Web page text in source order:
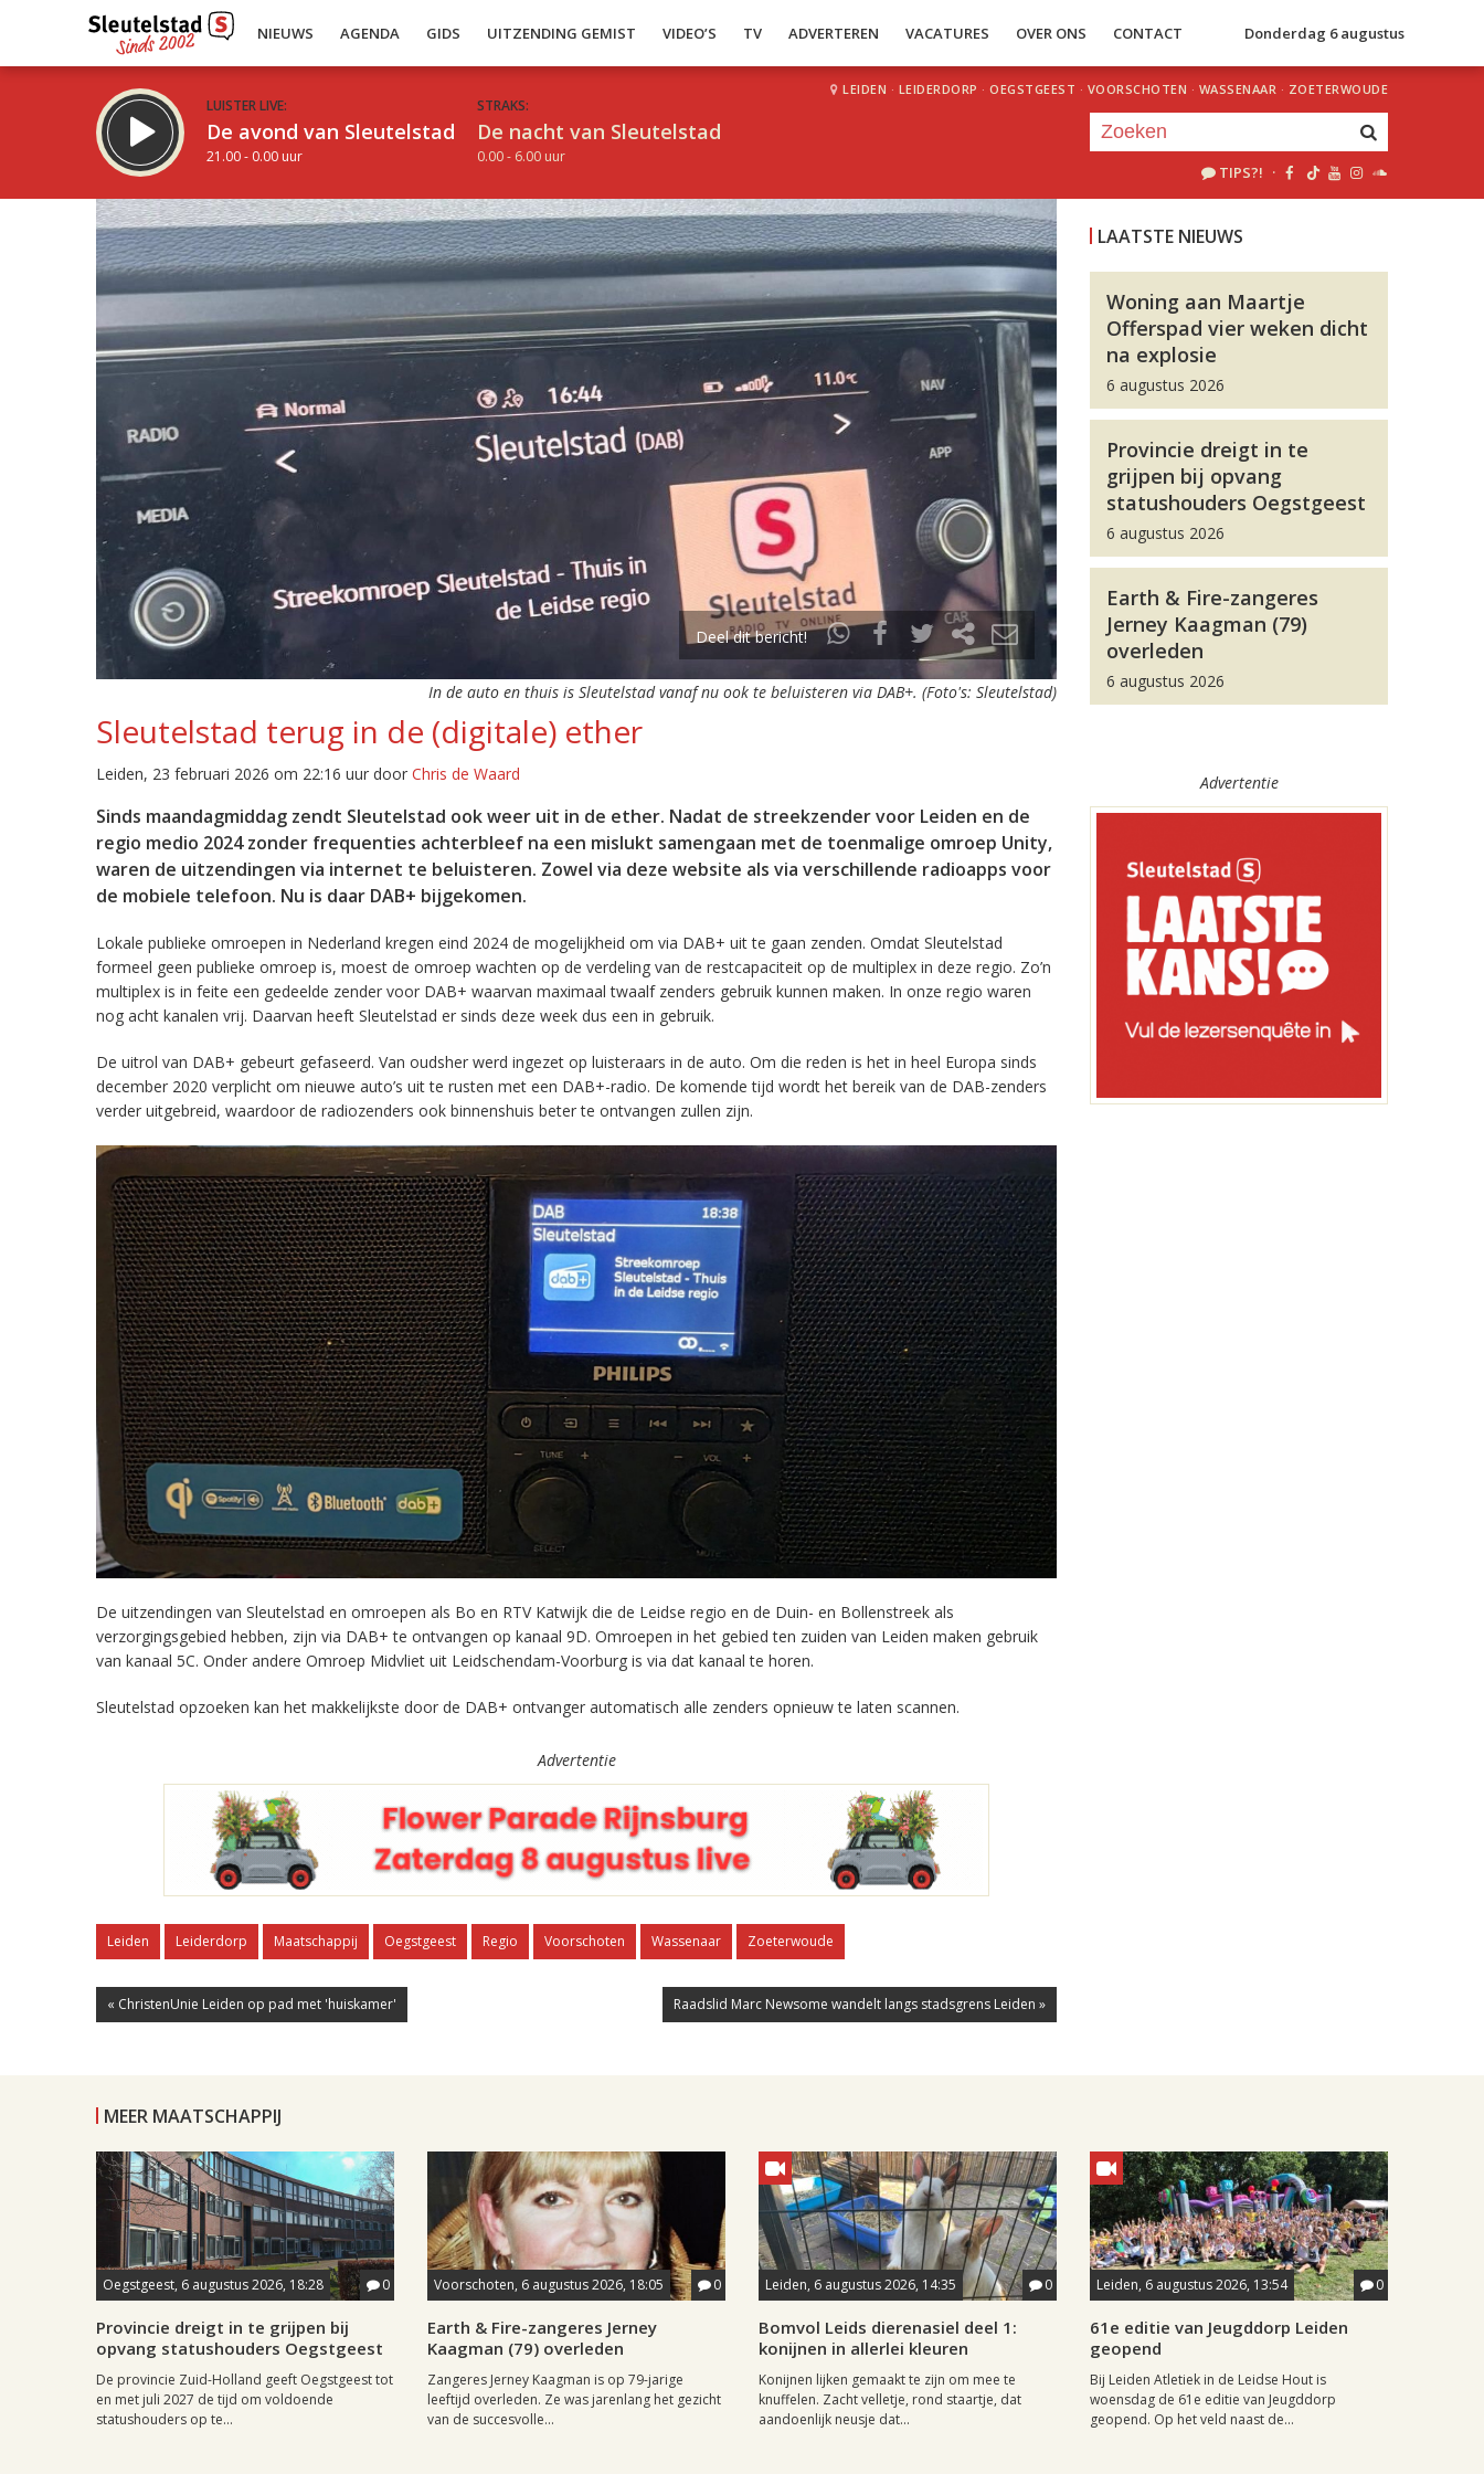
NIEUWS AGENDA GIDS UITZENDING GEMIST VIDEO’S TV ADVERTEREN VACATURES OVER ONS CONTACT Donderdag 6 augustus
LUISTER LIVE:
De avond van Sleutelstad
21.00 - 0.00 uur
STRAKS:
De nacht van Sleutelstad
0.00 - 6.00 uur
LEIDEN · LEIDERDORP · OEGSTGEEST · VOORSCHOTEN · WASSENAAR · ZOETERWOUDE
TIPS?! ·
Deel dit bericht!
In de auto en thuis is Sleutelstad vanaf nu ook te beluisteren via DAB+. (Foto's: Sleutelstad)
Sleutelstad terug in de (digitale) ether
Leiden, 23 februari 2026 om 22:16 uur door Chris de Waard
Sinds maandagmiddag zendt Sleutelstad ook weer uit in de ether. Nadat de streekzender voor Leiden en de
regio medio 2024 zonder frequenties achterbleef na een mislukt samengaan met de toenmalige omroep Unity,
waren de uitzendingen via internet te beluisteren. Zowel via deze website als via verschillende radioapps voor
de mobiele telefoon. Nu is daar DAB+ bijgekomen.
Lokale publieke omroepen in Nederland kregen eind 2024 de mogelijkheid om via DAB+ uit te gaan zenden. Omdat Sleutelstad
formeel geen publieke omroep is, moest de omroep wachten op de verdeling van de restcapaciteit op de multiplex in deze regio. Zo’n
multiplex is in feite een gedeelde zender voor DAB+ waarvan maximaal twaalf zenders gebruik kunnen maken. In onze regio waren
nog acht kanalen vrij. Daarvan heeft Sleutelstad er sinds deze week dus een in gebruik.
De uitrol van DAB+ gebeurt gefaseerd. Van oudsher werd ingezet op luisteraars in de auto. Om die reden is het in heel Europa sinds
december 2020 verplicht om nieuwe auto’s uit te rusten met een DAB+-radio. De komende tijd wordt het bereik van de DAB-zenders
verder uitgebreid, waardoor de radiozenders ook binnenshuis beter te ontvangen zullen zijn.
De uitzendingen van Sleutelstad en omroepen als Bo en RTV Katwijk die de Leidse regio en de Duin- en Bollenstreek als
verzorgingsgebied hebben, zijn via DAB+ te ontvangen op kanaal 9D. Omroepen in het gebied ten zuiden van Leiden maken gebruik
van kanaal 5C. Onder andere Omroep Midvliet uit Leidschendam-Voorburg is via dat kanaal te horen.
Sleutelstad opzoeken kan het makkelijkste door de DAB+ ontvanger automatisch alle zenders opnieuw te laten scannen.
Advertentie
Leiden Leiderdorp Maatschappij Oegstgeest Regio Voorschoten Wassenaar Zoeterwoude
« ChristenUnie Leiden op pad met 'huiskamer' Raadslid Marc Newsome wandelt langs stadsgrens Leiden »
LAATSTE NIEUWS
Woning aan Maartje
Offerspad vier weken dicht
na explosie
6 augustus 2026
Provincie dreigt in te
grijpen bij opvang
statushouders Oegstgeest
6 augustus 2026
Earth & Fire-zangeres
Jerney Kaagman (79)
overleden
6 augustus 2026
Advertentie
MEER MAATSCHAPPIJ
Oegstgeest, 6 augustus 2026, 18:28 0
Provincie dreigt in te grijpen bij
opvang statushouders Oegstgeest
De provincie Zuid-Holland geeft Oegstgeest tot
en met juli 2027 de tijd om voldoende
statushouders op te...
Voorschoten, 6 augustus 2026, 18:05 0
Earth & Fire-zangeres Jerney
Kaagman (79) overleden
Zangeres Jerney Kaagman is op 79-jarige
leeftijd overleden. Ze was jarenlang het gezicht
van de succesvolle...
Leiden, 6 augustus 2026, 14:35 0
Bomvol Leids dierenasiel deel 1:
konijnen in allerlei kleuren
Konijnen lijken gemaakt te zijn om mee te
knuffelen. Zacht velletje, rond staartje, dat
aandoenlijk neusje dat...
Leiden, 6 augustus 2026, 13:54 0
61e editie van Jeugddorp Leiden
geopend
Bij Leiden Atletiek in de Leidse Hout is
woensdag de 61e editie van Jeugddorp
geopend. Op het veld naast de...